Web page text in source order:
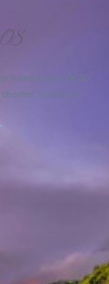
depuis plus de 20
vols inclus.